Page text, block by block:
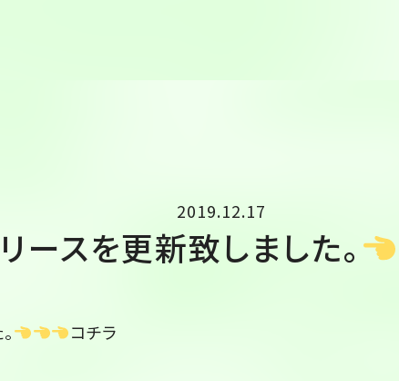
2019.12.17
ースを更新致しました。
コチラ